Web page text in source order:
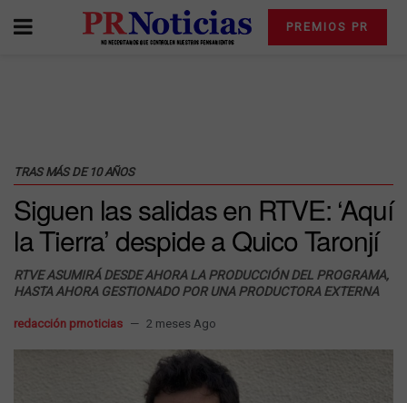
PREMIOS PR
TRAS MÁS DE 10 AÑOS
Siguen las salidas en RTVE: ‘Aquí
la Tierra’ despide a Quico Taronjí
RTVE ASUMIRÁ DESDE AHORA LA PRODUCCIÓN DEL PROGRAMA,
HASTA AHORA GESTIONADO POR UNA PRODUCTORA EXTERNA
redacción prnoticias 2 meses Ago